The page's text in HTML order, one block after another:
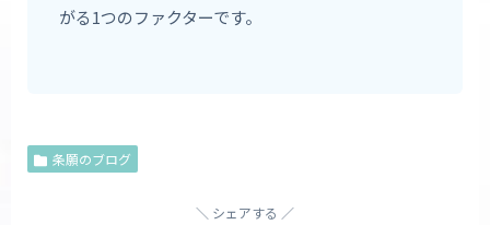
がる1つのファクターです。
条願のブログ
シェアする